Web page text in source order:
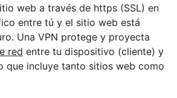
web a través de https (SSL) en
entre tú y el sitio web está
Una VPN protege y proyecta
red entre tu dispositivo (cliente) y
que incluye tanto sitios web como